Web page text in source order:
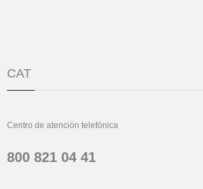
CAT
Centro de atención telefónica
800 821 04 41